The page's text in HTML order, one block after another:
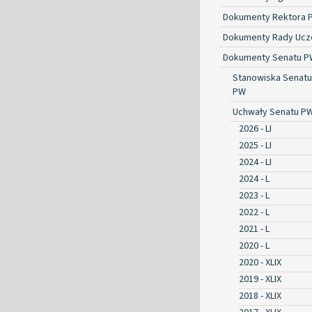
Dokumenty Rektora
Dokumenty Rady
Dokumenty Senatu
Stanowiska Senatu
PW
Uchwały Senatu
2026 - LI
2025 - LI
2024 - LI
2024 - L
2023 - L
2022 - L
2021 - L
2020 - L
2020 - XLIX
2019 - XLIX
2018 - XLIX